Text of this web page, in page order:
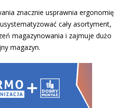
znacznie usprawnia ergonomię
cały asortyment,
magazynowania i zajmuje dużo
magazyn.